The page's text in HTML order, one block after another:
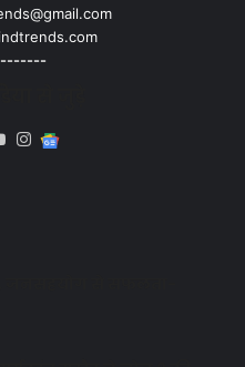
YouTubeInstagram